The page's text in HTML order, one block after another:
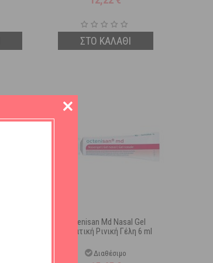
ΣΤΟ ΚΑΛΑΘΙ
Octenisan Md Nasal Gel
Ενυδατική Ρινική Γέλη 6 ml
Διαθέσιμο